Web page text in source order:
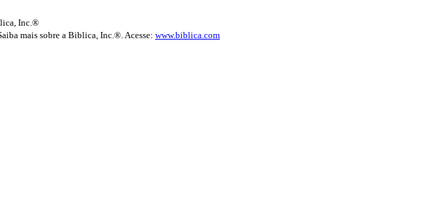
Inc.®
mais sobre a Biblica, Inc.®. Acesse: www.biblica.com